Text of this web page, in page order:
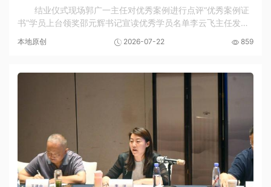
结业仪式现场郭广一主任对优秀案例进行点评“优秀案例证
书”学员上台领奖邵元辉书记宣读优秀学员名单李云飞主任发表
月21日上午，河南省暨郑州市中等职业学校...
本地原创 2026-07-22 859